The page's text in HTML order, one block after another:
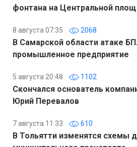
фонтана на Центральной
8 августа 07:35 2068
В Самарской области атаке
промышленное предприятие
5 августа 20:48 1102
Скончался основатель
Юрий Перевалов
7 августа 11:33 610
В Тольятти изменятся схемы